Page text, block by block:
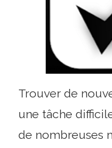
Trouver de
une tâche
de nombreuses